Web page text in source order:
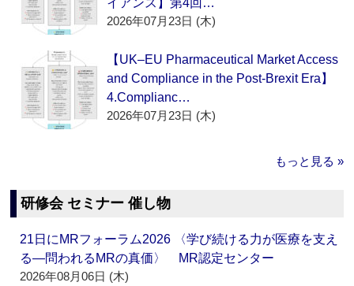
イアンス】第4回…
2026年07月23日 (木)
【UK–EU Pharmaceutical Market Access
and Compliance in the Post-Brexit Era】
4.Complianc…
2026年07月23日 (木)
もっと見る »
研修会 セミナー 催し物
21日にMRフォーラム2026 〈学び続ける力が医療を支え
る―問われるMRの真価〉 MR認定センター
2026年08月06日 (木)